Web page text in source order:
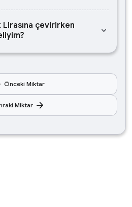
çevirirken
keyboard_arrow_down
Önceki Miktar
Miktar arrow_forward